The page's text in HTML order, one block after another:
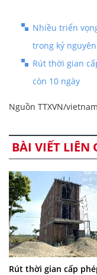
Nhiều triển
trong kỷ
Rút thời gian
còn 10 ngày
Nguồn TTXVN/
BÀI VIẾT LIÊN
Rút thời gian cấp